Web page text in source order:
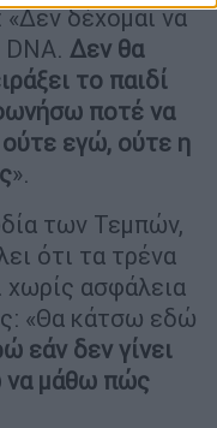
δέχομαι να
Δεν θα
το παιδί
ποτέ να
ούτε εγώ, ούτε η
».
των Τεμπών,
ότι τα τρένα
χωρίς ασφάλεια
«Θα κάτσω εδώ
εάν δεν γίνει
να μάθω πώς